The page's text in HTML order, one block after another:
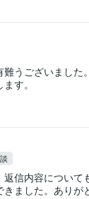
うございました
す。
信内容について
ました。ありが